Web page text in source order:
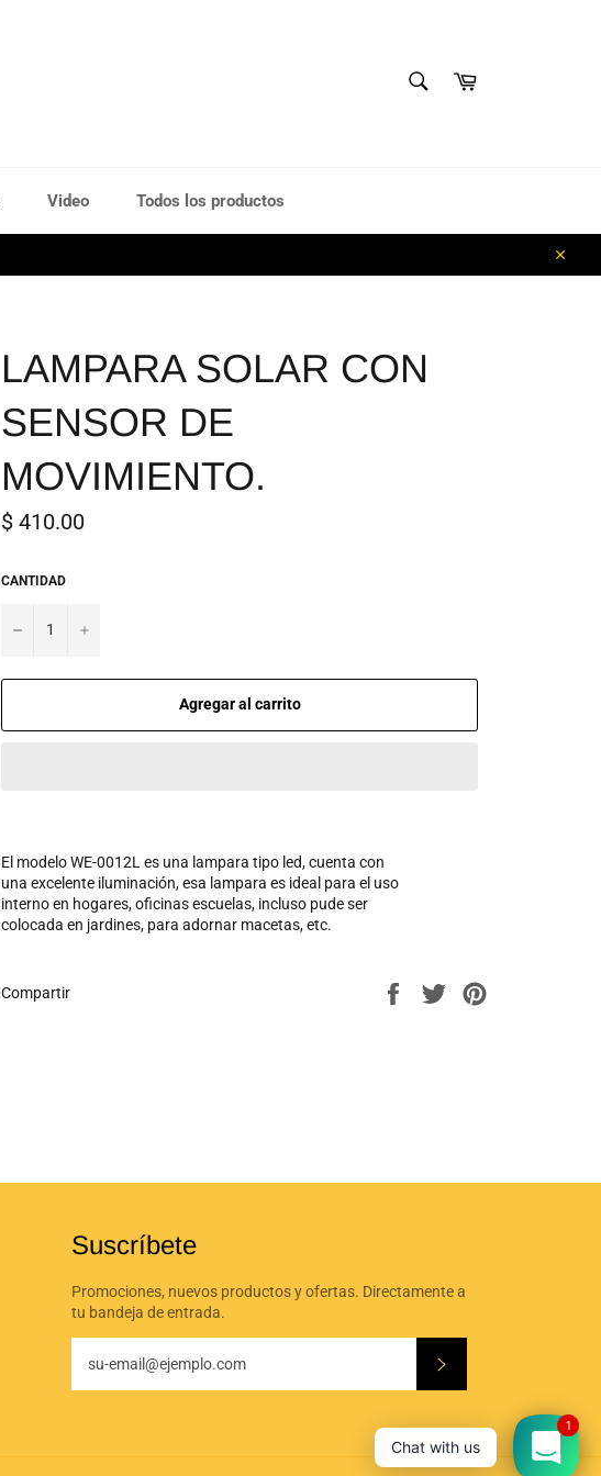
Carrito
Video Todos los productos
Cerrar
LAMPARA SOLAR CON
SENSOR DE
MOVIMIENTO.
Precio
habitual
$ 410.00
CANTIDAD
− +
Agregar al carrito
El modelo WE-0012L es una lampara tipo led, cuenta con
una excelente iluminación, esa lampara es ideal para el uso
interno en hogares, oficinas escuelas, incluso pude ser
colocada en jardines, para adornar macetas, etc.
Compartir
Compartir
Tuitear
Suscríbete
Promociones, nuevos productos y ofertas. Directamente a
tu bandeja de entrada.
Chat with us
1